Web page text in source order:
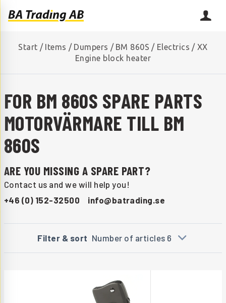
Start / Items / Dumpers / BM 860S / Electrics / XX
Engine block heater
FOR BM 860S SPARE PARTS
MOTORVÄRMARE TILL BM
860S
ARE YOU MISSING A SPARE PART?
Contact us and we will help you!
+46 (0) 152-32500
info@batrading.se
Filter & sort Number of articles 6